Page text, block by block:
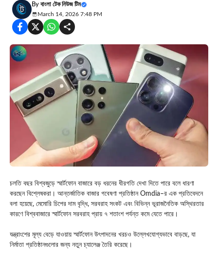
By বাংলা টেক নিউজ টিম
March 14, 2026 7:48 PM
চলতি বছর বিশ্বজুড়ে স্মার্টফোন বাজারে বড় ধরনের ধীরগতি দেখা দিতে পারে বলে ধারণা
করছেন বিশ্লেষকরা। আন্তর্জাতিক বাজার গবেষণা প্রতিষ্ঠান Omdia–র এক প্রতিবেদনে
বলা হয়েছে, মেমোরি চিপের দাম বৃদ্ধি, সরবরাহ সংকট এবং বিভিন্ন ভূরাজনৈতিক অস্থিরতার
কারণে বিশ্ববাজারে স্মার্টফোন সরবরাহ প্রায় ৭ শতাংশ পর্যন্ত কমে যেতে পারে।
যন্ত্রাংশের মূল্য বেড়ে যাওয়ায় স্মার্টফোন উৎপাদনের খরচও উল্লেখযোগ্যভাবে বাড়ছে, যা
নির্মাতা প্রতিষ্ঠানগুলোর জন্য নতুন চ্যালেঞ্জ তৈরি করেছে।